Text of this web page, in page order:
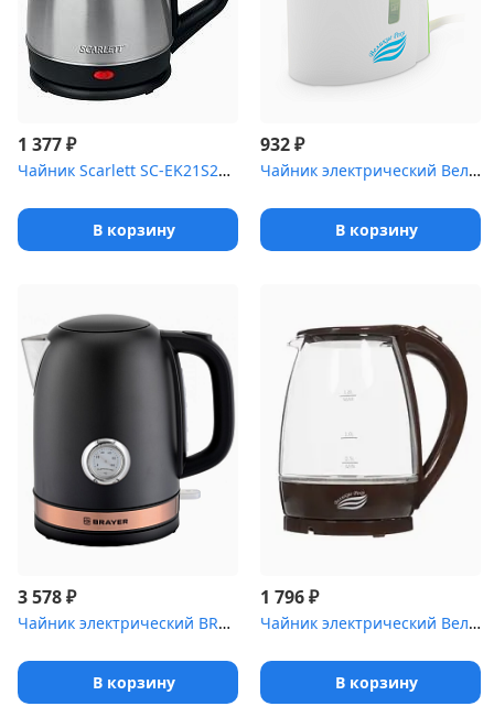
1 377₽
Чайник Scarlett SC-EK21S25 (нерж)
В корзину
932₽
Чайник электрический Великие Реки Мая-1 бело-салатовый
В корзину
3 578₽
Чайник электрический BRAYER BR1005BK 2200Вт.1,7 л, STRIX, сталь о...
В корзину
1 796₽
Чайник электрический Великие Реки Дон-1 коричневый
В корзину